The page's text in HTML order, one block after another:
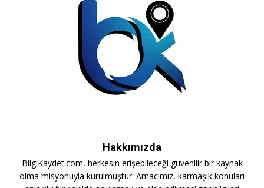
Hakkımızda
BilgiKaydet.com, herkesin erişebileceği güvenilir bir kaynak
olma misyonuyla kurulmuştur. Amacımız, karmaşık konuları